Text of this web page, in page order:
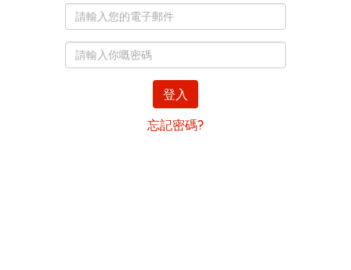
子
郵
碼
登入
忘記密碼?